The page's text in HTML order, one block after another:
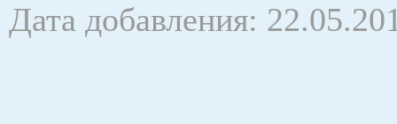
Дата добавления: